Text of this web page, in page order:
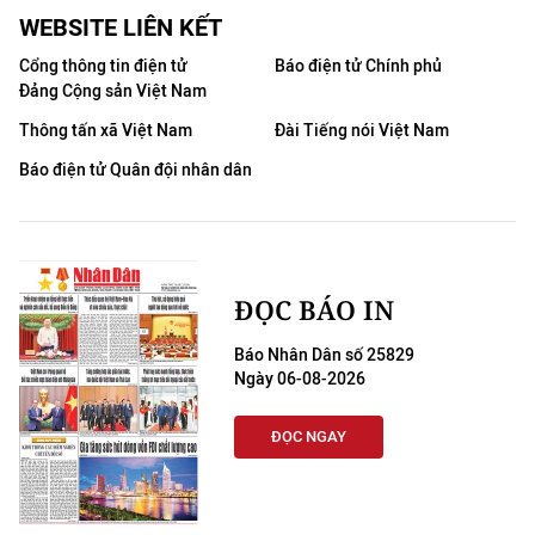
WEBSITE LIÊN KẾT
Cổng thông tin điện tử
Đảng Cộng sản Việt Nam
Báo điện tử Chính phủ
Thông tấn xã Việt Nam
Đài Tiếng nói Việt Nam
Báo điện tử Quân đội nhân dân
ĐỌC BÁO IN
Báo Nhân Dân số 25829
Ngày 06-08-2026
ĐỌC NGAY